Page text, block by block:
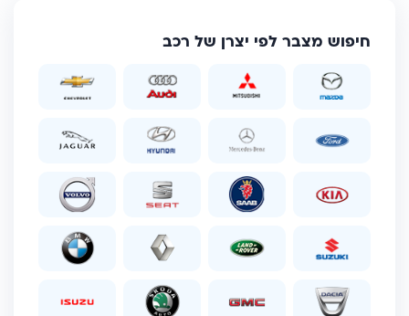
חיפוש מצבר לפי יצרן של רכב